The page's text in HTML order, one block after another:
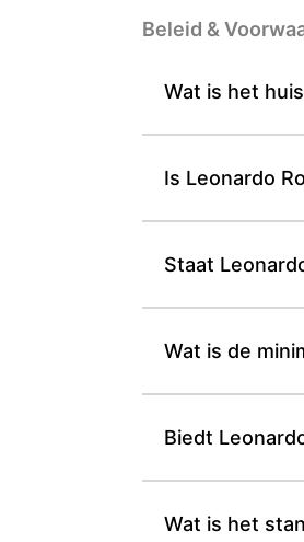
Beleid &
Wat is het
Is Leonardo
Staat
Wat is de
Biedt
Wat is het